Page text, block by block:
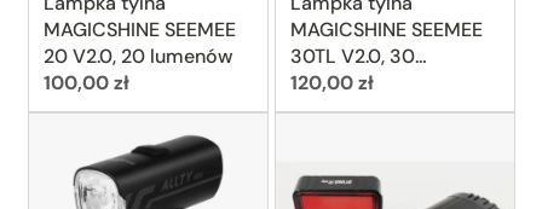
MAGICSHINE SEEMEE
20 V2.0, 20 lumenów
Cena:
100,00 zł
MAGICSHINE SEEMEE
30TL V2.0, 30
lumenów
Cena:
120,00 zł